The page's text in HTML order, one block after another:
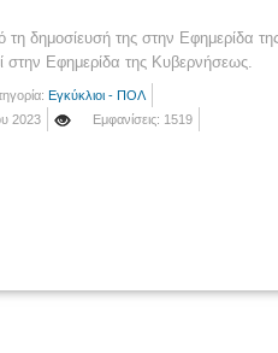
δημοσίευσή της στην Εφημερίδα
Εφημερίδα της Κυβερνήσεως.
Εγκύκλιοι - ΠΟΛ
2023
Εμφανίσεις: 1519